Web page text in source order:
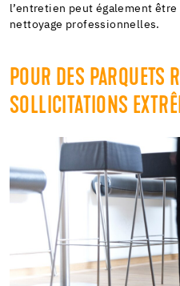
l’entretien peut également
nettoyage professionnelles.
POUR DES PARQUETS
SOLLICITATIONS